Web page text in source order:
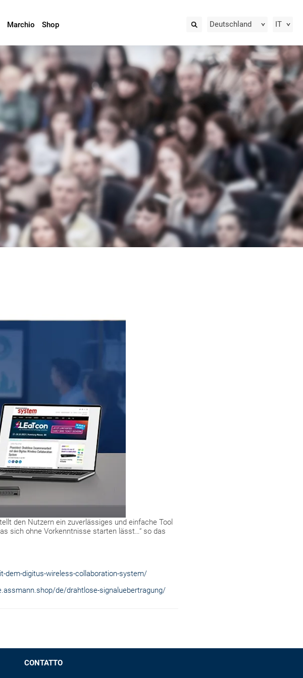
Deutschland IT
Marchio Shop
den Nutzern ein zuverlässiges und einfache Tool
sich ohne Vorkenntnisse starten lässt…“ so das
digitus-wireless-collaboration-system/
de/drahtlose-signaluebertragung/
CONTATTO